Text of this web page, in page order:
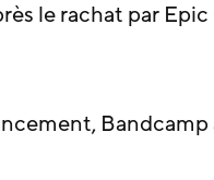
le rachat par
Bandcamp